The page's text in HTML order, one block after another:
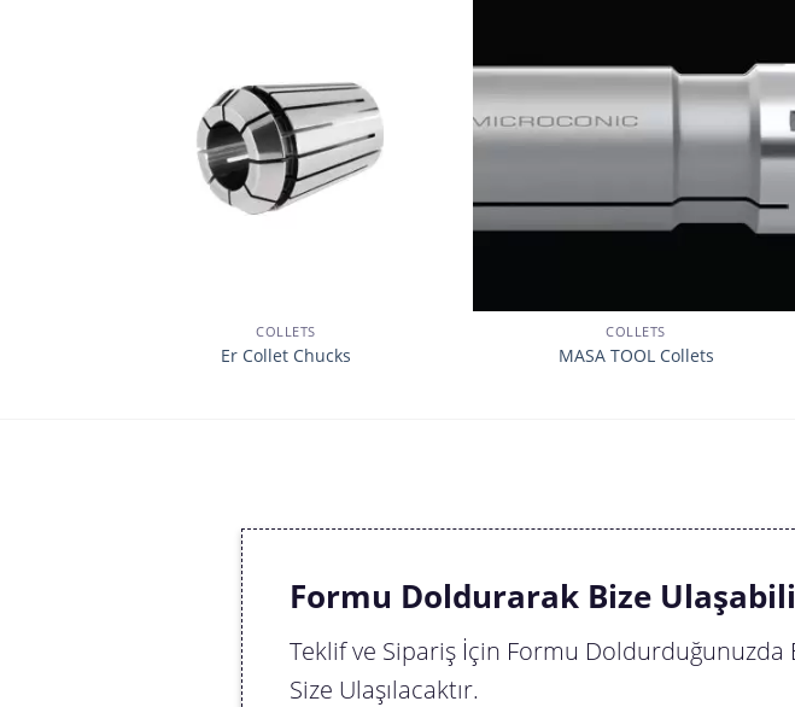
COLLETS
Er Collet Chucks
COLLETS
MASA TOOL Collets
Formu Doldurarak Bize
Teklif ve Sipariş İçin Formu Doldurduğunuzda
Size Ulaşılacaktır.